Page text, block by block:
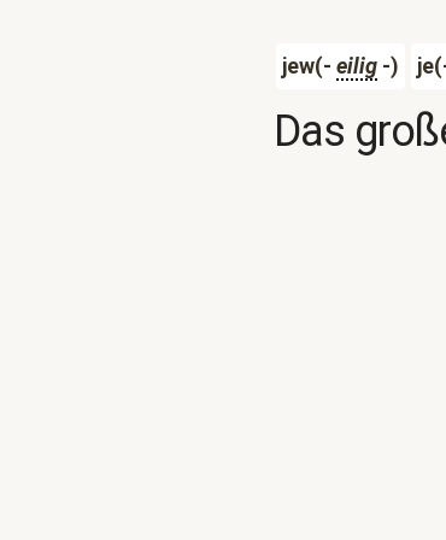
jew(- eilig-)
Das